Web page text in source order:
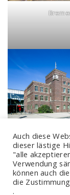
Hier sehen Sie
Eine wesentlich
Städten und
Auch diese
dieser lästige
"alle
Verwendung
können auch
die
.